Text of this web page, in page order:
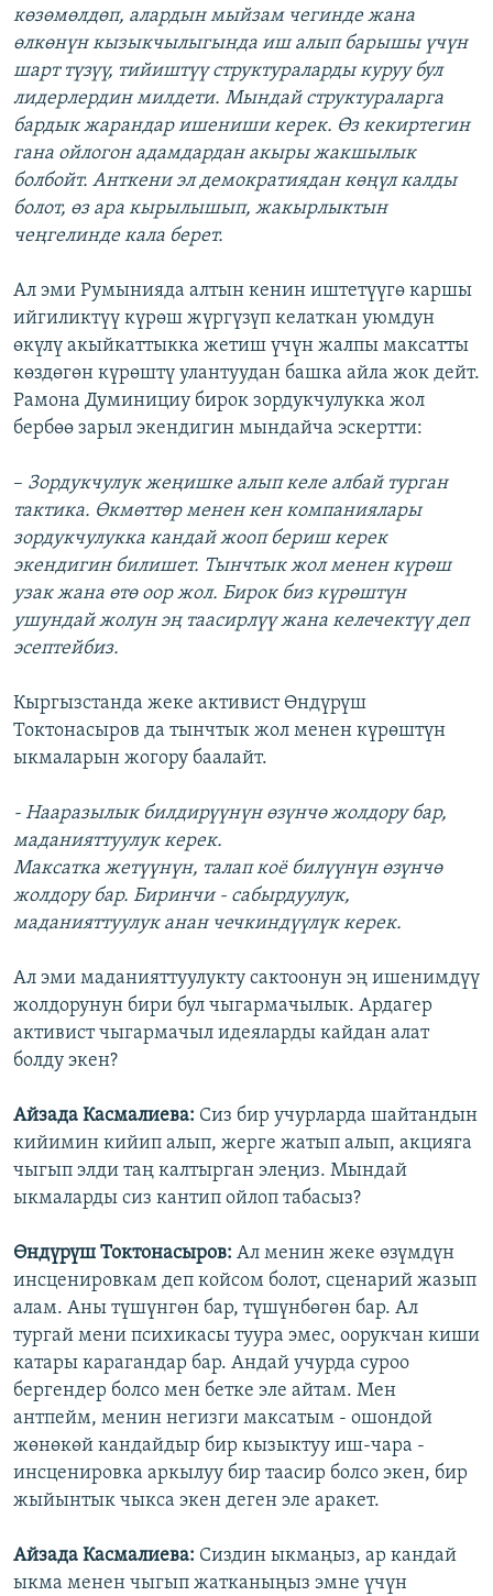
көзөмөлдөп, алардын мыйзам чегинде жана
өлкөнүн кызыкчылыгында иш алып барышы үчүн
шарт түзүү, тийиштүү структураларды куруу бул
лидерлердин милдети. Мындай структураларга
бардык жарандар ишениши керек. Өз кекиртегин
гана ойлогон адамдардан акыры жакшылык
болбойт. Анткени эл демократиядан көңүл калды
болот, өз ара кырылышып, жакырлыктын
чеңгелинде кала берет.
Ал эми Румынияда алтын кенин иштетүүгө каршы
ийгиликтүү күрөш жүргүзүп келаткан уюмдун
өкүлү акыйкаттыкка жетиш үчүн жалпы максатты
көздөгөн күрөштү улантуудан башка айла жок дейт.
Рамона Думинициу бирок зордукчулукка жол
бербөө зарыл экендигин мындайча эскертти:
– Зордукчулук жеңишке алып келе албай турган
тактика. Өкмөттөр менен кен компаниялары
зордукчулукка кандай жооп бериш керек
экендигин билишет. Тынчтык жол менен күрөш
узак жана өтө оор жол. Бирок биз күрөштүн
ушундай жолун эң таасирлүү жана келечектүү деп
эсептейбиз.
Кыргызстанда жеке активист Өндүрүш
Токтонасыров да тынчтык жол менен күрөштүн
ыкмаларын жогору баалайт.
- Нааразылык билдирүүнүн өзүнчө жолдору бар,
маданияттуулук керек.
Максатка жетүүнүн, талап коё билүүнүн өзүнчө
жолдору бар. Биринчи - сабырдуулук,
маданияттуулук анан чечкиндүүлүк керек.
Ал эми маданияттуулукту сактоонун эң ишенимдүү
жолдорунун бири бул чыгармачылык. Ардагер
активист чыгармачыл идеяларды кайдан алат
болду экен?
Айзада Касмалиева: Сиз бир учурларда шайтандын
кийимин кийип алып, жерге жатып алып, акцияга
чыгып элди таң калтырган элеңиз. Мындай
ыкмаларды сиз кантип ойлоп табасыз?
Өндүрүш Токтонасыров: Ал менин жеке өзүмдүн
инсценировкам деп койсом болот, сценарий жазып
алам. Аны түшүнгөн бар, түшүнбөгөн бар. Ал
тургай мени психикасы туура эмес, оорукчан киши
катары карагандар бар. Андай учурда суроо
бергендер болсо мен бетке эле айтам. Мен
антпейм, менин негизги максатым - ошондой
жөнөкөй кандайдыр бир кызыктуу иш-чара -
инсценировка аркылуу бир таасир болсо экен, бир
жыйынтык чыкса экен деген эле аракет.
Айзада Касмалиева: Сиздин ыкмаңыз, ар кандай
ыкма менен чыгып жатканыңыз эмне үчүн